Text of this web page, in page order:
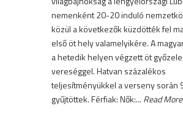
nemenként 20-20 induló
közül a következők küzdötték fel
első öt hely valamelyikére. A
a hetedik helyen végzett öt
vereséggel. Hatvan százalékos
teljesítményükkel a verseny során
gyűjtöttek. Férfiak: Nők:... Read More